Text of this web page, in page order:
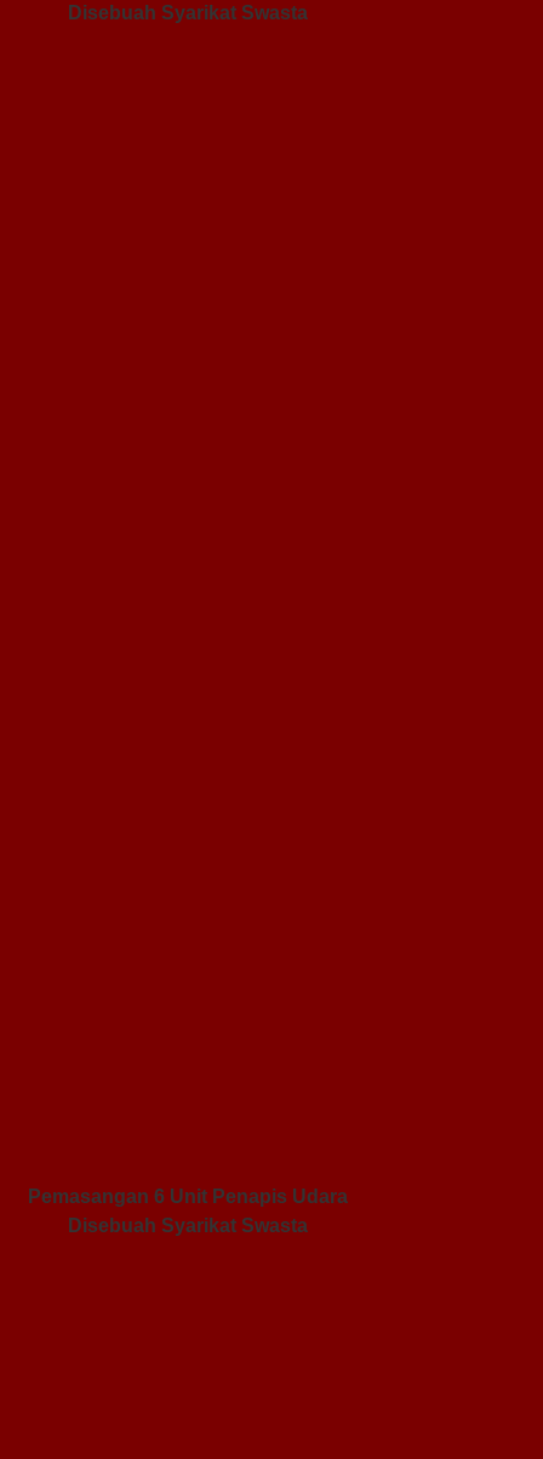
Disebuah Syarikat Swasta
Pemasangan 6 Unit Penapis Udara
Disebuah Syarikat Swasta